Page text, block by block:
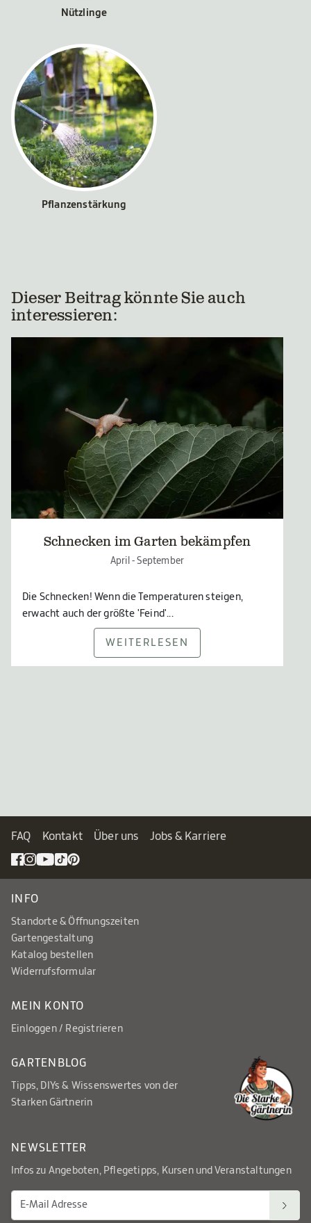
Nützlinge
Pflanzenstärkung
Dieser Beitrag könnte Sie auch
interessieren:
Schnecken im Garten bekämpfen
April - September
Die Schnecken! Wenn die Temperaturen steigen,
erwacht auch der größte 'Feind'...
WEITERLESEN
FAQ Kontakt Über uns Jobs & Karriere
INFO
Standorte & Öffnungszeiten
Gartengestaltung
Katalog bestellen
Widerrufsformular
MEIN KONTO
Einloggen / Registrieren
GARTENBLOG
Tipps, DIYs & Wissenswertes von der
Starken Gärtnerin
NEWSLETTER
Infos zu Angeboten, Pflegetipps, Kursen und Veranstaltungen